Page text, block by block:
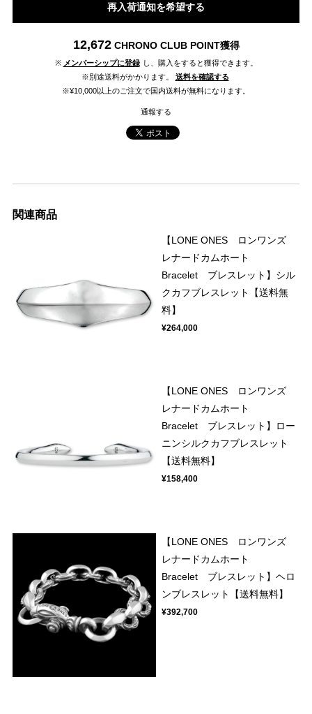
再入荷通知を希望する
12,672 CHRONO CLUB POINT獲得
※ メンバーシップに登録 し、購入をすると獲得できます。
※別途送料がかかります。
送料を確認する
※¥10,000以上のご注文で国内送料が無料になります。
通報する
関連商品
【LONE ONES ロンワンズ
レナードカムホート
Bracelet ブレスレット】シル
クカフブレスレット【送料無
料】
¥264,000
【LONE ONES ロンワンズ
レナードカムホート
Bracelet ブレスレット】ロー
ニンシルクカフブレスレット
【送料無料】
¥158,400
【LONE ONES ロンワンズ
レナードカムホート
Bracelet ブレスレット】ヘロ
ンブレスレット【送料無料】
¥392,700